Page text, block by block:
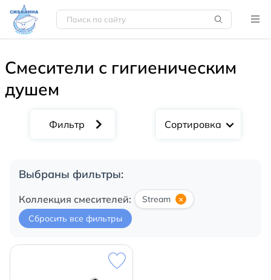
Смесители с гигиеническим
душем
Сортировка
Выбраны фильтры:
Коллекция смесителей: Stream
×
Сбросить все фильтры